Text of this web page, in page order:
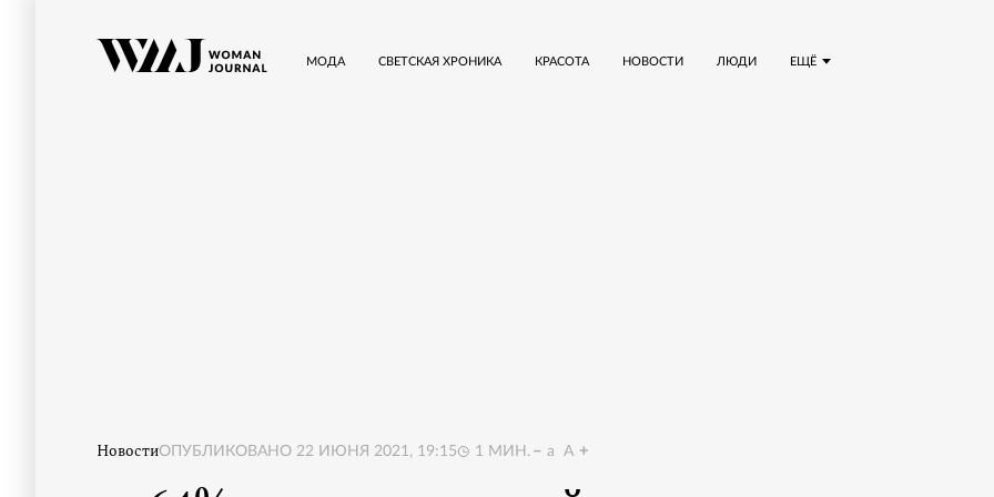
ЕЩЁ
МОДА СВЕТСКАЯ ХРОНИКА КРАСОТА НОВОСТИ ЛЮДИ
НовостиОПУБЛИКОВАНО 22 ИЮНЯ 2021, 19:15 1 МИН. a A